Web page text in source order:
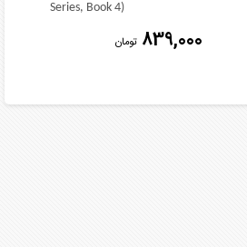
Series, Book 4)
839,000 تومان